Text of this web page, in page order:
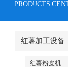
PRODUCTS
红薯加工设备
红薯粉皮机